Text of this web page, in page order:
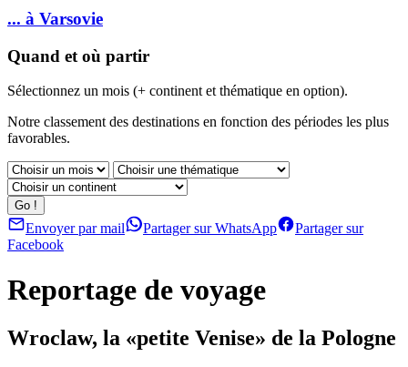
... à Varsovie
Quand et où partir
Sélectionnez un mois (+ continent et thématique en option).
Notre classement des destinations en fonction des périodes les plus
favorables.
Envoyer par mail Partager sur WhatsApp
Partager sur
Facebook
Reportage de voyage
Wroclaw, la «petite Venise» de la Pologne